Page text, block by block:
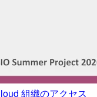
組織のアクセス